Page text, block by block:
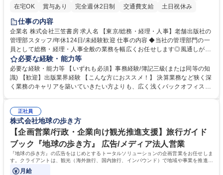
在宅OK
賞与あり 完全週休2日制 交通費支給 土日祝休み
仕事の内容
企業名 株式会社三笠書房 求人名 【東京/総務・経理・人事】老舗出版社の
管理部スタッフ/年休124日/未経験歓迎 仕事の内容 ◆当社の管理部門の一
員として総務・経理・人事全般の業務を幅広くお任せします◎風通しが良
く、社員一人ひとりの意思を尊重する社風です。気軽に相談し合える環境
で幅広いバックオフィス業務を習得いただきます。 具体的には■総務：備
品補充、採用に関するスケジュール調整など■経理；経費精算、入出金管
理、提示支払業務、問い合わせ対応など。 社員とのコミュニケーションを
す。 募集職種 【東京/総務・経理・人事】老舗出版社の管理部スタッフ/年
休124日/未経験歓迎
必要な経験・能力等
必要な経験・能力等 【いずれも必須】事務経験/簿記三級(または同等の知
識) 【歓迎】出版業界経験 【こんな方におススメ！】 決算業務など狭く深
く業務のキャリアを築いていきたい方よりも、広く浅くバックオフィスの
正社員
株式会社地球の歩き方
【企画営業/行政・企業向け観光推進支援】旅行ガイド
ブック『地球の歩き方』 広告/メディア法人営業
『地球の歩き方』の広告をはじめとするトータルソリューションの企画営業をお任せしま
す。クライアントは、観光（海外旅行、国内旅行、インバウンド）で地域や事業を推進し
たい国内外の行政や企業です。
月給